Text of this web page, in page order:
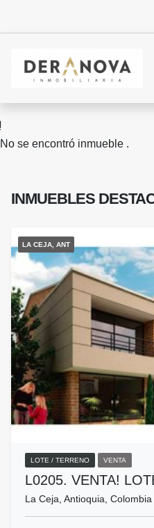
No se encontró inmueble .
INMUEBLES
LA CEJA, ANT
LOTE / TERRENO VENTA
L0205. VENTA!
La Ceja, Antioquia, Colombia